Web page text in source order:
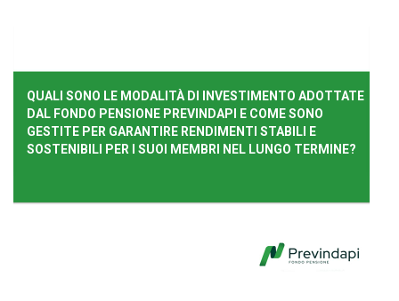
QUALI SONO LE MODALITÀ DI INVESTIMENTO ADOTTATE
DAL FONDO PENSIONE PREVINDAPI E COME SONO
GESTITE PER GARANTIRE RENDIMENTI STABILI E
SOSTENIBILI PER I SUOI MEMBRI NEL LUNGO TERMINE?